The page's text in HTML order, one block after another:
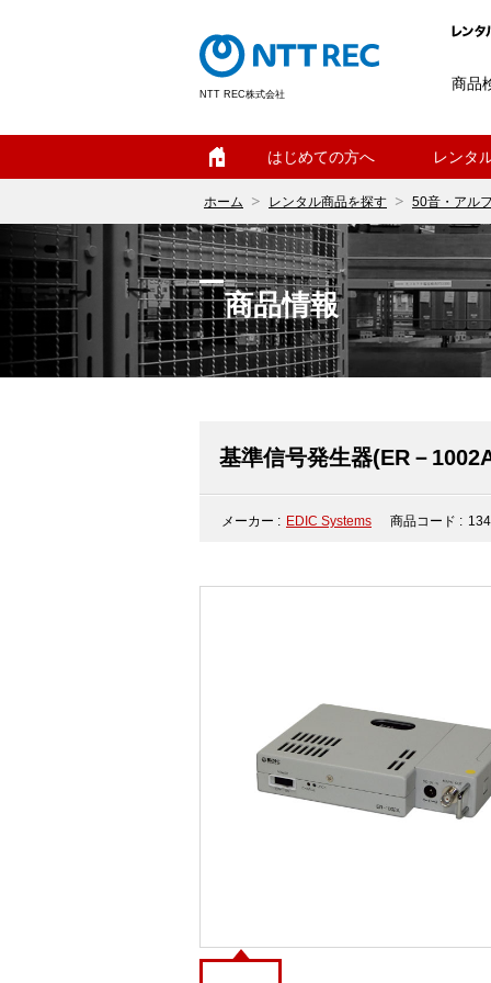
NTT REC株式会社
商品
はじめての方へ レンタ
ホーム レンタル商品を探す 50音・アル
商品情報
基準信号発生器(ER－
メーカー : EDIC Systems 商品コード :